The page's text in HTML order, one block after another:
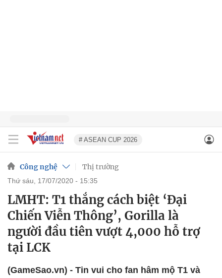
# ASEAN CUP 2026
Công nghệ Thị trường
thứ sáu, 17/07/2020 - 15:35
LMHT: T1 thắng cách biệt ‘Đại
Chiến Viễn Thông’, Gorilla là
người đầu tiên vượt 4,000 hỗ trợ
tại LCK
(GameSao.vn) - Tin vui cho fan hâm mộ T1 và